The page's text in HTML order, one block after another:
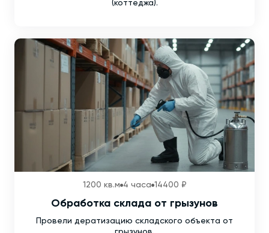
(коттеджа).
1200 кв.м 4 часа 14400 ₽
Обработка склада от грызунов
Провели дератизацию складского объекта от